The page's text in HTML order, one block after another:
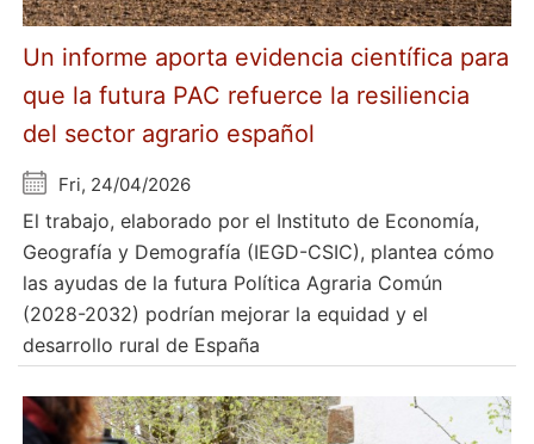
Un informe aporta evidencia científica para
que la futura PAC refuerce la resiliencia
del sector agrario español
Fri, 24/04/2026
El trabajo, elaborado por el Instituto de Economía,
Geografía y Demografía (IEGD-CSIC), plantea cómo
las ayudas de la futura Política Agraria Común
(2028-2032) podrían mejorar la equidad y el
desarrollo rural de España